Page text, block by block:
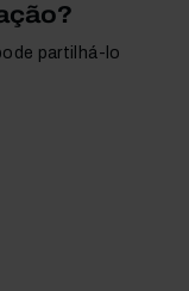
partilhá-lo